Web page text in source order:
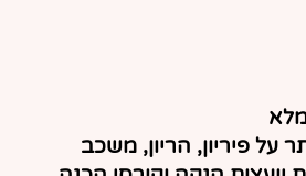
על פיריון, הריון, משכב